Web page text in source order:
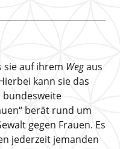
sie auf ihrem Wegaus
kann sie das
berät rund um
gegen Frauen. Es
jederzeit jemanden